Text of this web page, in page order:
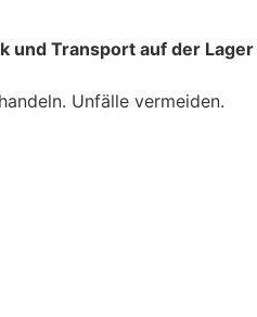
und Transport auf der Lager
Unfälle vermeiden.